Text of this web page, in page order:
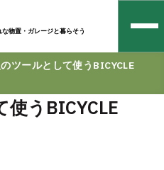
な物置・ガレージと暮らそう
ツールとして使うBICYCLE
うBICYCLE